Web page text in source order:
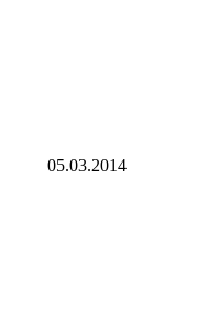
05.03.2014